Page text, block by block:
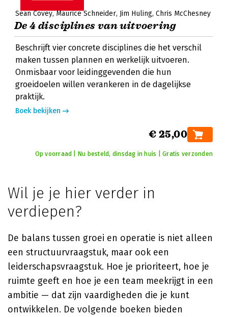
Sean Covey Maurice Schneider Jim Huling Chris McChesney
De 4 disciplines van uitvoering
Beschrijft vier concrete disciplines die het verschil
maken tussen plannen en werkelijk uitvoeren.
Onmisbaar voor leidinggevenden die hun
groeidoelen willen verankeren in de dagelijkse
praktijk.
Boek bekijken
€ 25,00
Op voorraad | Nu besteld, dinsdag in huis | Gratis verzonden
Wil je je hier verder in
verdiepen?
De balans tussen groei en operatie is niet alleen
een structuurvraagstuk, maar ook een
leiderschapsvraagstuk. Hoe je prioriteert, hoe je
ruimte geeft en hoe je een team meekrijgt in een
ambitie — dat zijn vaardigheden die je kunt
ontwikkelen. De volgende boeken bieden